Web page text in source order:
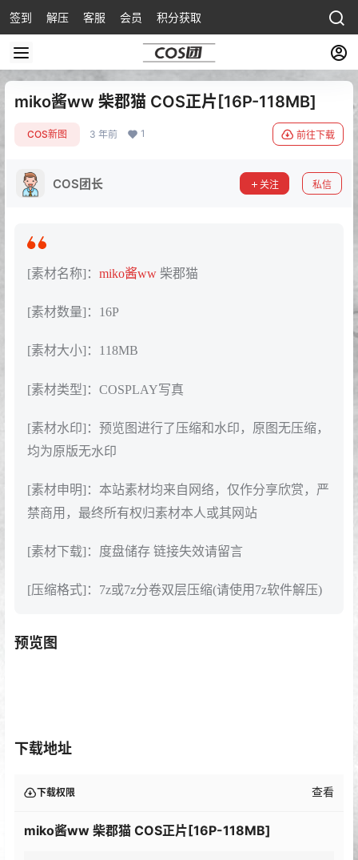
签到 解压 客服 会员 积分获取
miko酱ww 柴郡猫 COS正片[16P-118MB]
COS新图 3 年前 1 前往下载
COS团长 关注 私信
[素材名称]： miko酱ww 柴郡猫
[素材数量]：16P
[素材大小]：118MB
[素材类型]：COSPLAY写真
[素材水印]：预览图进行了压缩和水印，原图无压缩，
均为原版无水印
[素材申明]：本站素材均来自网络，仅作分享欣赏，严
禁商用，最终所有权归素材本人或其网站
[素材下载]：度盘储存 链接失效请留言
[压缩格式]：7z或7z分卷双层压缩(请使用7z软件解压)
预览图
下载地址
下载权限 查看
miko酱ww 柴郡猫 COS正片[16P-118MB]